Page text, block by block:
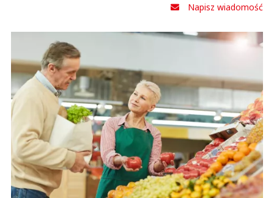
Napisz wiadomość